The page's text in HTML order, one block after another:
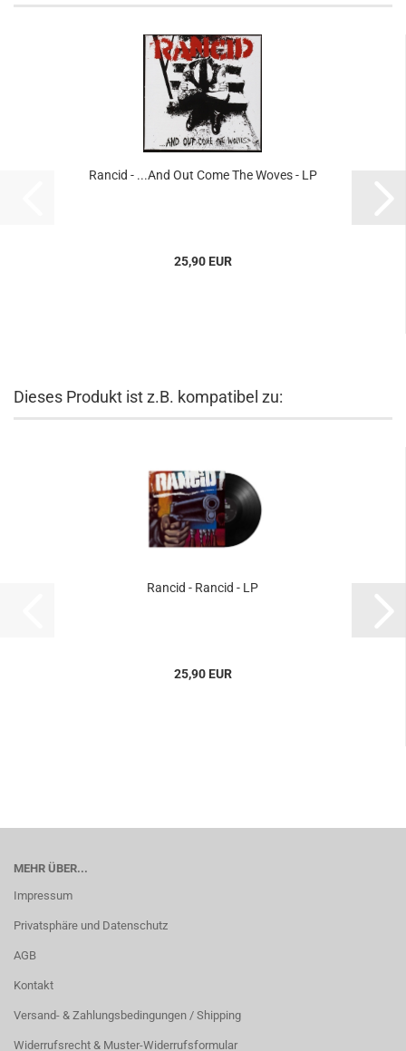
Rancid - ...And Out Come The Woves - LP
25,90 EUR
Dieses Produkt ist z.B. kompatibel zu:
Rancid - Rancid - LP
25,90 EUR
MEHR ÜBER...
Impressum
Privatsphäre und Datenschutz
AGB
Kontakt
Versand- & Zahlungsbedingungen / Shipping
Widerrufsrecht & Muster-Widerrufsformular